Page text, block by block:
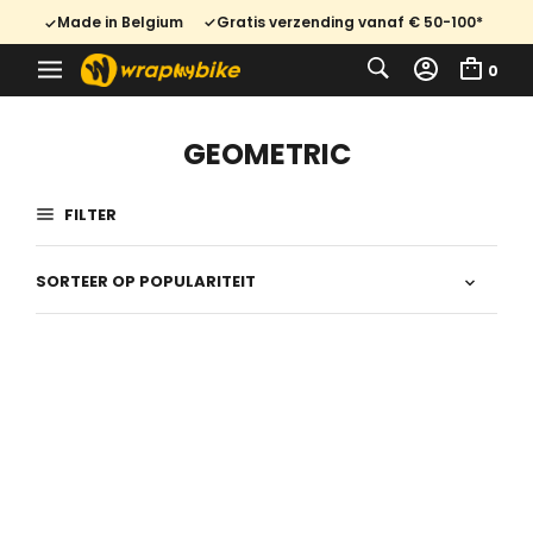
Made in Belgium Gratis verzending vanaf € 50-100*
0
GEOMETRIC
FILTER